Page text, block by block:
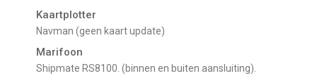
Kaartplotter
Navman (geen kaart update)
Marifoon
Shipmate RS8100. (binnen en buiten aansluiting).